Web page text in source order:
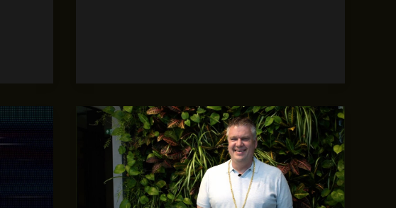
Ons
pand:
50
jaar
ervaring